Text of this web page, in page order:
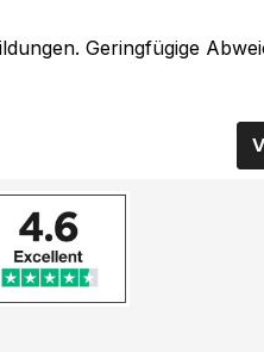
Geringfügige